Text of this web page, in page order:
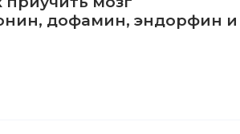
дофамин, эндорфин и